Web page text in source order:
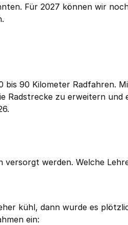
Für 2027 können wir
bis 90 Kilometer Radfahren.
Radstrecke zu erweitern und
versorgt werden. Welche
kühl, dann wurde es
ein: